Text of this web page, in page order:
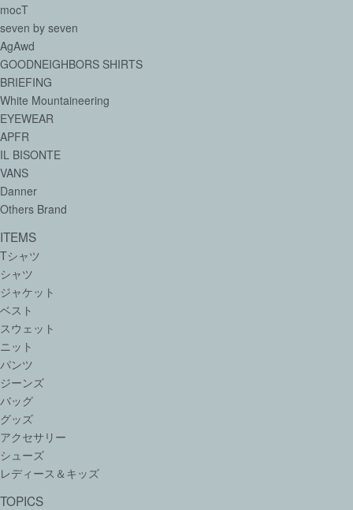
mocT
seven by seven
AgAwd
GOODNEIGHBORS SHIRTS
BRIEFING
White Mountaineering
EYEWEAR
APFR
IL BISONTE
VANS
Danner
Others Brand
ITEMS
Tシャツ
シャツ
ジャケット
ベスト
スウェット
ニット
パンツ
ジーンズ
バッグ
グッズ
アクセサリー
シューズ
レディース＆キッズ
TOPICS